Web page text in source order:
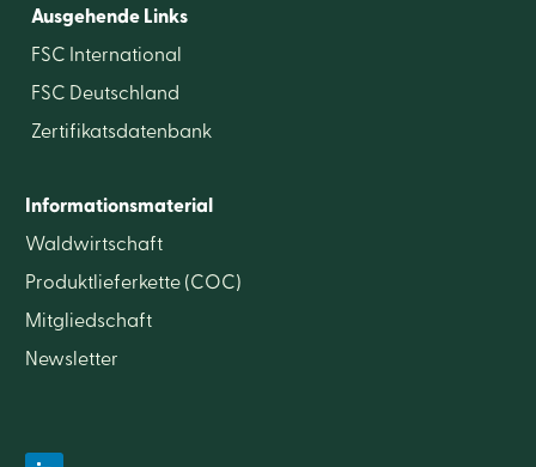
Ausgehende Links
FSC International
FSC Deutschland
Zertifikatsdatenbank
Informationsmaterial
Waldwirtschaft
Produktlieferkette (COC)
Mitgliedschaft
Newsletter